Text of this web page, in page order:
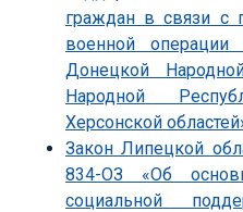
граждан в связи с
военной операции
Донецкой
Народной
Херсонской
Закон Липецкой
834-ОЗ «Об
социальной